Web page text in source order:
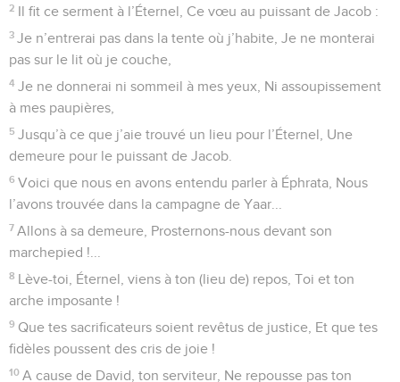
2 Il fit ce serment à l’Éternel, Ce vœu au puissant de Jacob :
3 Je n’entrerai pas dans la tente où j’habite, Je ne monterai
pas sur le lit où je couche,
4 Je ne donnerai ni sommeil à mes yeux, Ni assoupissement
à mes paupières,
5 Jusqu’à ce que j’aie trouvé un lieu pour l’Éternel, Une
demeure pour le puissant de Jacob.
6 Voici que nous en avons entendu parler à Éphrata, Nous
l’avons trouvée dans la campagne de Yaar...
7 Allons à sa demeure, Prosternons-nous devant son
marchepied !...
8 Lève-toi, Éternel, viens à ton (lieu de) repos, Toi et ton
arche imposante !
9 Que tes sacrificateurs soient revêtus de justice, Et que tes
fidèles poussent des cris de joie !
10 A cause de David, ton serviteur, Ne repousse pas ton